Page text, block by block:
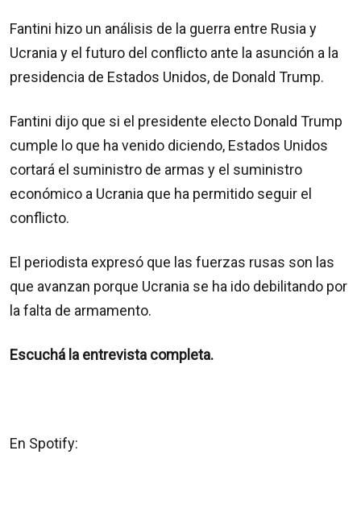
Fantini hizo un análisis de la guerra entre Rusia y
Ucrania y el futuro del conflicto ante la asunción a la
presidencia de Estados Unidos, de Donald Trump.
Fantini dijo que si el presidente electo Donald Trump
cumple lo que ha venido diciendo, Estados Unidos
cortará el suministro de armas y el suministro
económico a Ucrania que ha permitido seguir el
conflicto.
El periodista expresó que las fuerzas rusas son las
que avanzan porque Ucrania se ha ido debilitando por
la falta de armamento.
Escuchá la entrevista completa.
En Spotify: